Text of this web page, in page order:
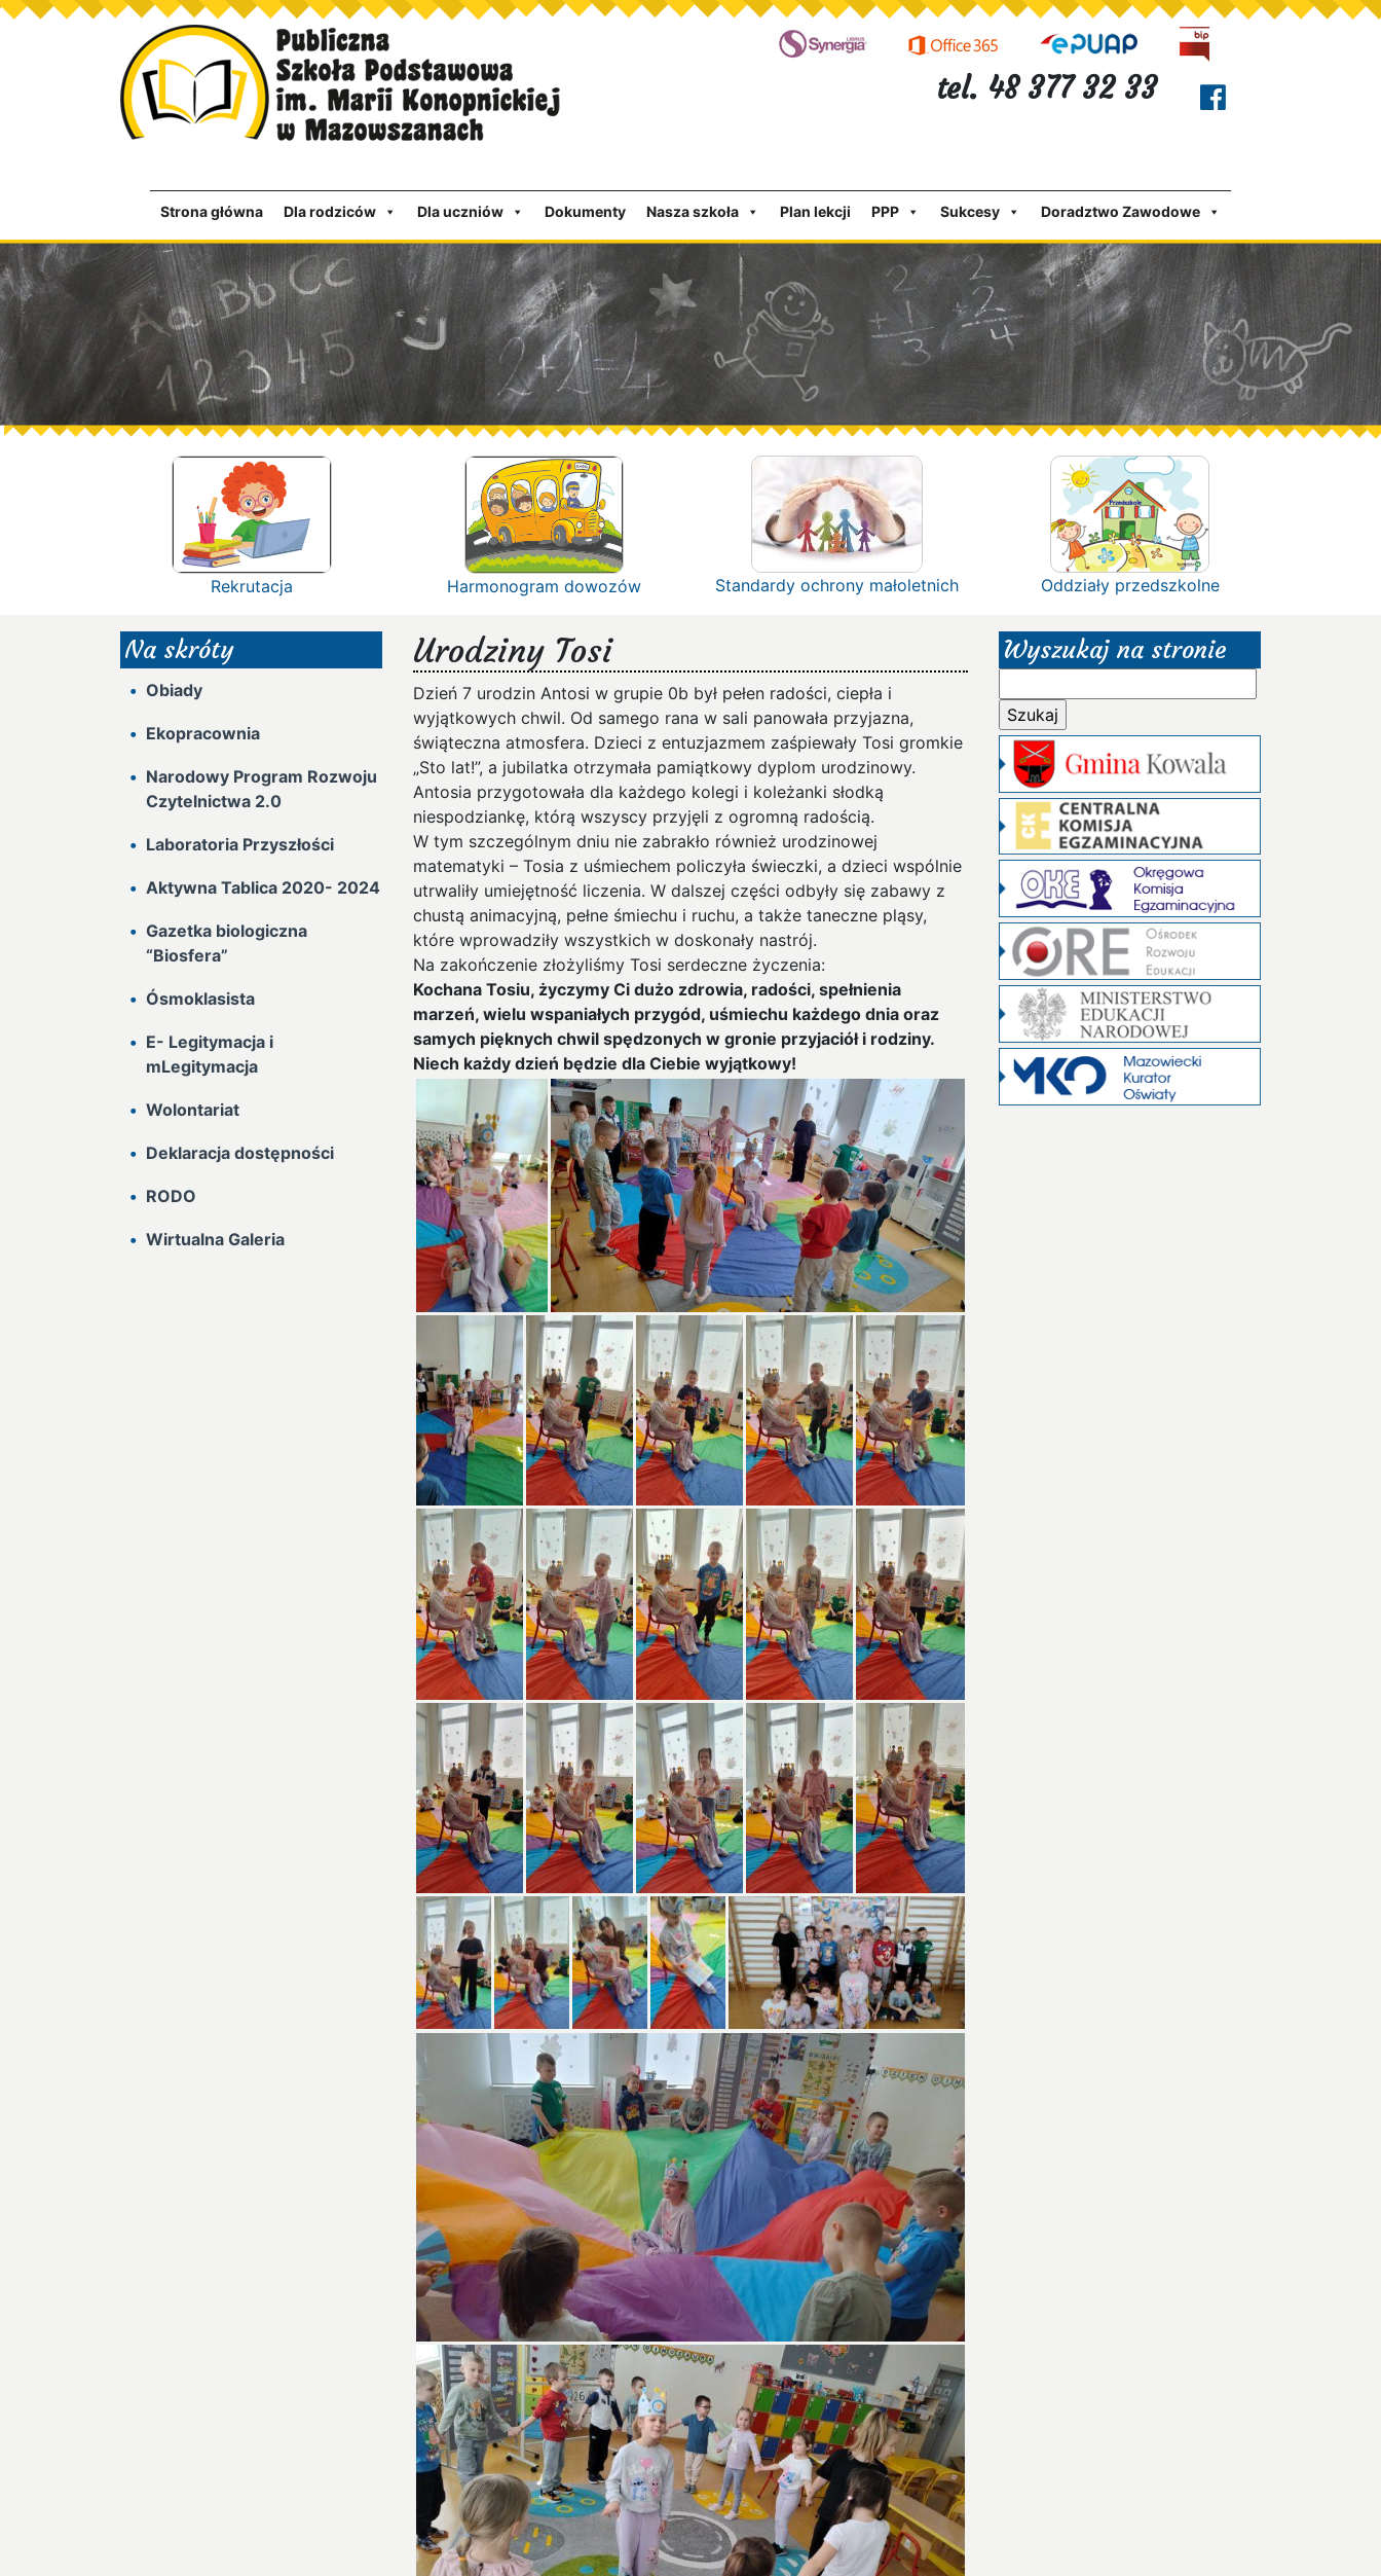
tel. 48 377 32 33
Strona główna Dla rodziców Dla uczniów Dokumenty Nasza szkoła Plan lekcji PPP Sukcesy Doradztwo Zawodowe
Rekrutacja Harmonogram dowozów Standardy ochrony małoletnich Oddziały przedszkolne
Na skróty
Obiady
Ekopracownia
Narodowy Program Rozwoju
Czytelnictwa 2.0
Laboratoria Przyszłości
Aktywna Tablica 2020- 2024
Gazetka biologiczna
“Biosfera”
Ósmoklasista
E- Legitymacja i
mLegitymacja
Wolontariat
Deklaracja dostępności
RODO
Wirtualna Galeria
Urodziny Tosi
Dzień 7 urodzin Antosi w grupie 0b był pełen radości, ciepła i
wyjątkowych chwil. Od samego rana w sali panowała przyjazna,
świąteczna atmosfera. Dzieci z entuzjazmem zaśpiewały Tosi gromkie
„Sto lat!”, a jubilatka otrzymała pamiątkowy dyplom urodzinowy.
Antosia przygotowała dla każdego kolegi i koleżanki słodką
niespodziankę, którą wszyscy przyjęli z ogromną radością.
W tym szczególnym dniu nie zabrakło również urodzinowej
matematyki – Tosia z uśmiechem policzyła świeczki, a dzieci wspólnie
utrwaliły umiejętność liczenia. W dalszej części odbyły się zabawy z
chustą animacyjną, pełne śmiechu i ruchu, a także taneczne pląsy,
które wprowadziły wszystkich w doskonały nastrój.
Na zakończenie złożyliśmy Tosi serdeczne życzenia:
Kochana Tosiu, życzymy Ci dużo zdrowia, radości, spełnienia
marzeń, wielu wspaniałych przygód, uśmiechu każdego dnia oraz
samych pięknych chwil spędzonych w gronie przyjaciół i rodziny.
Niech każdy dzień będzie dla Ciebie wyjątkowy!
Wyszukaj na stronie